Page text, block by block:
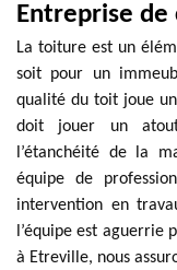
Entreprise
La toiture est un
soit pour un
qualité du toit joue
doit jouer un atout
l’étanchéité de la
équipe de
intervention en
l’équipe est
à Etreville, nous